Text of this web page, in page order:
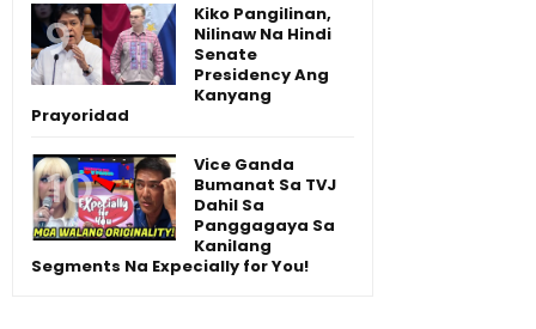
Kiko Pangilinan,
Nilinaw Na Hindi
Senate
Presidency Ang
Kanyang
Prayoridad
Vice Ganda
Bumanat Sa TVJ
Dahil Sa
Panggagaya Sa
Kanilang
Segments Na Expecially for You!